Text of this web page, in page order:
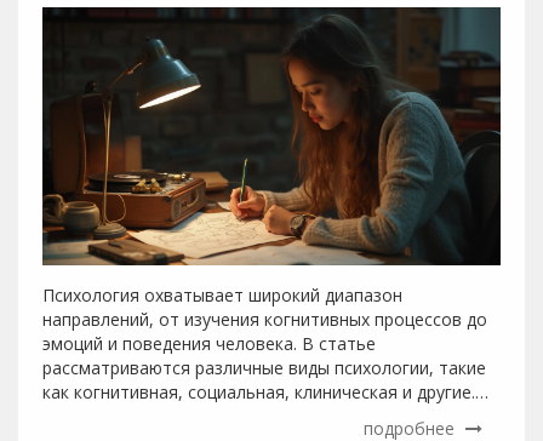
Психология охватывает широкий диапазон
направлений, от изучения когнитивных процессов до
эмоций и поведения человека. В статье
рассматриваются различные виды психологии, такие
как когнитивная, социальная, клиническая и другие.
Освещаются их уникальные особенности и области
подробнее